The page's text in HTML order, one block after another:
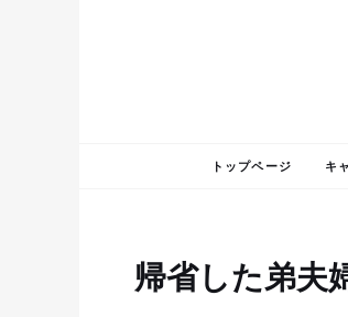
トップページ キ
帰省した弟夫